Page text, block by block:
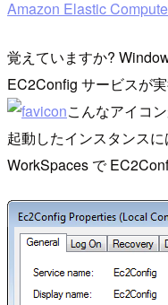
Amazon Elastic
覚えていますか?
EC2Config サービスが
こんなアイコ
起動したインスタンスに
WorkSpaces で